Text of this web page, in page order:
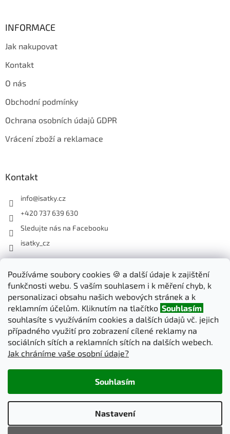
Používáme soubory cookies 🍪 a další údaje k zajištění
funkčnosti webu. S vaším souhlasem i k měření chyb, k
personalizaci obsahu našich webových stránek a k
reklamním účelům. Kliknutím na tlačítko Souhlasím
souhlasíte s využíváním cookies a dalších údajů vč. jejich
případného využití pro zobrazení cílené reklamy na
sociálních sítích a reklamních sítích na dalších webech.
Jak chráníme vaše osobní údaje?
Nastavení
Souhlasím
INFORMACE
Jak nakupovat
Kontakt
O nás
Obchodní podmínky
Ochrana osobních údajů GDPR
Vrácení zboží a reklamace
Kontakt
info@isatky.cz
+420 737 639 630
Sledujte nás na Facebooku
isatky_cz
Odebírat newsletter
Vložte svůj e-mail a my vám budeme zasílat informace o nových
produktech na našem e-shopu.
E-mail
PŘIHLÁSIT SE